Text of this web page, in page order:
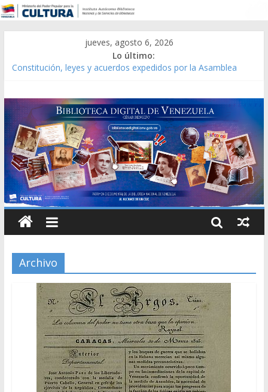
jueves, agosto 6, 2026
Lo último:
Constitución, leyes y acuerdos expedidos por la Asamblea
Modesta Bor Sánchez [material gráfico]
Gaceta Oficial de la República de Venezuela año CXXXIII Mes V,
Caracas 09 de marzo de 2006 N° 38.394
Catálogo temático de obras de Modesta Bor
Archivo